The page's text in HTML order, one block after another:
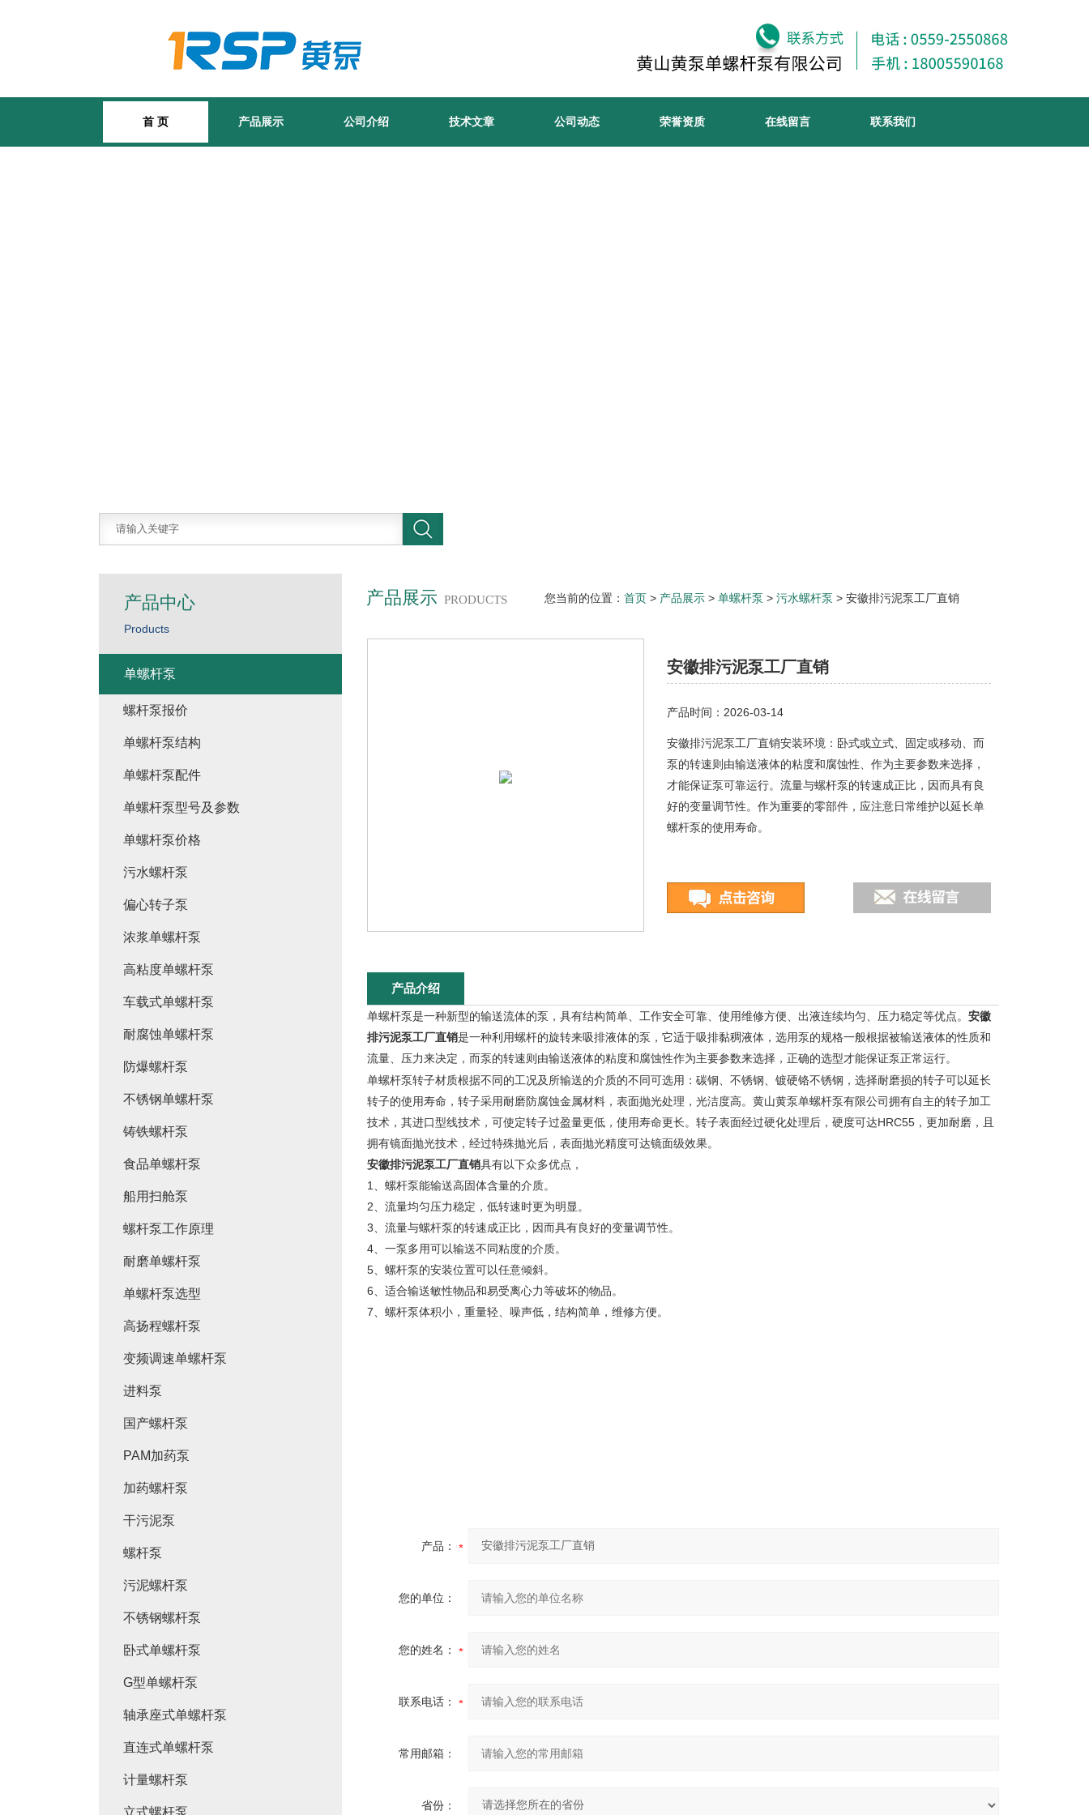
首 页 产品展示 公司介绍 技术文章 公司动态 荣誉资质 在线留言 联系我们
产品展示 PRODUCTS 您当前的位置： 首页 > 产品展示 > 单螺杆泵 > 污水螺杆泵 > 安徽排污泥泵工厂直销
安徽排污泥泵工厂直销
产品时间：2026-03-14
安徽排污泥泵工厂直销安装环境：卧式或立式、固定或移动、而
泵的转速则由输送液体的粘度和腐蚀性、作为主要参数来选择，
才能保证泵可靠运行。流量与螺杆泵的转速成正比，因而具有良
好的变量调节性。作为重要的零部件，应注意日常维护以延长单
螺杆泵的使用寿命。
产品介绍
单螺杆泵是一种新型的输送流体的泵，具有结构简单、工作安全可靠、使用维修方便、出液连续均匀、压力稳定等优点。 安徽
排污泥泵工厂直销是一种利用螺杆的旋转来吸排液体的泵，它适于吸排黏稠液体，选用泵的规格一般根据被输送液体的性质和
流量、压力来决定，而泵的转速则由输送液体的粘度和腐蚀性作为主要参数来选择，正确的选型才能保证泵正常运行。
单螺杆泵转子材质根据不同的工况及所输送的介质的不同可选用：碳钢、不锈钢、镀硬铬不锈钢，选择耐磨损的转子可以延长
转子的使用寿命，转子采用耐磨防腐蚀金属材料，表面抛光处理，光洁度高。黄山黄泵单螺杆泵有限公司拥有自主的转子加工
技术，其进口型线技术，可使定转子过盈量更低，使用寿命更长。转子表面经过硬化处理后，硬度可达HRC55，更加耐磨，且
拥有镜面抛光技术，经过特殊抛光后，表面抛光精度可达镜面级效果。
安徽排污泥泵工厂直销具有以下众多优点，
1、螺杆泵能输送高固体含量的介质。
2、流量均匀压力稳定，低转速时更为明显。
3、流量与螺杆泵的转速成正比，因而具有良好的变量调节性。
4、一泵多用可以输送不同粘度的介质。
5、螺杆泵的安装位置可以任意倾斜。
6、适合输送敏性物品和易受离心力等破坏的物品。
7、螺杆泵体积小，重量轻、噪声低，结构简单，维修方便。
产品：
您的单位：
您的姓名：
联系电话：
常用邮箱：
省份：
产品中心
Products
单螺杆泵
螺杆泵报价
单螺杆泵结构
单螺杆泵配件
单螺杆泵型号及参数
单螺杆泵价格
污水螺杆泵
偏心转子泵
浓浆单螺杆泵
高粘度单螺杆泵
车载式单螺杆泵
耐腐蚀单螺杆泵
防爆螺杆泵
不锈钢单螺杆泵
铸铁螺杆泵
食品单螺杆泵
船用扫舱泵
螺杆泵工作原理
耐磨单螺杆泵
单螺杆泵选型
高扬程螺杆泵
变频调速单螺杆泵
进料泵
国产螺杆泵
PAM加药泵
加药螺杆泵
干污泥泵
螺杆泵
污泥螺杆泵
不锈钢螺杆泵
卧式单螺杆泵
G型单螺杆泵
轴承座式单螺杆泵
直连式单螺杆泵
计量螺杆泵
立式螺杆泵